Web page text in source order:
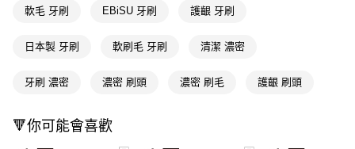
【關於「AFTEE先享後付」】
１．簡單：不需註冊會員、不需綁卡、不需儲值。
３．安心：先確認商品／服務後，再付款。
１．於結帳方式選擇「AFTEE先享後付」後，將跳轉至「AFTEE先享後付」
結帳頁面，進行簡訊認證並確認金額後，即可完成結帳。
即享券
全家取貨付款
付款後全家取貨
軟毛 牙刷 EBiSU 牙刷 護齦 牙刷
日本製 牙刷 軟刷毛 牙刷 清潔 濃密
牙刷 濃密 濃密 刷頭 濃密 刷毛 護齦 刷頭
🔻你可能會喜歡